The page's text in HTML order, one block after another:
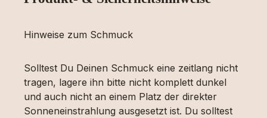
Hinweise zum Schmuck
Solltest Du Deinen Schmuck eine zeitlang nicht
tragen, lagere ihn bitte nicht komplett dunkel
und auch nicht an einem Platz der direkter
Sonneneinstrahlung ausgesetzt ist. Du solltest